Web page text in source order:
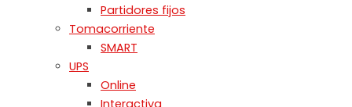
Partidores fijos
Tomacorriente
SMART
UPS
Online
Interactiva